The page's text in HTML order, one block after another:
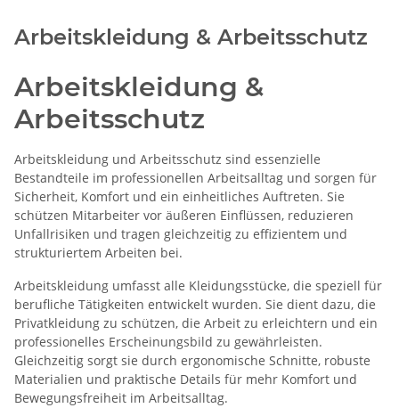
Arbeitskleidung & Arbeitsschutz
Arbeitskleidung &
Arbeitsschutz
Arbeitskleidung und Arbeitsschutz sind essenzielle
Bestandteile im professionellen Arbeitsalltag und sorgen für
Sicherheit, Komfort und ein einheitliches Auftreten. Sie
schützen Mitarbeiter vor äußeren Einflüssen, reduzieren
Unfallrisiken und tragen gleichzeitig zu effizientem und
strukturiertem Arbeiten bei.
Arbeitskleidung umfasst alle Kleidungsstücke, die speziell für
berufliche Tätigkeiten entwickelt wurden. Sie dient dazu, die
Privatkleidung zu schützen, die Arbeit zu erleichtern und ein
professionelles Erscheinungsbild zu gewährleisten.
Gleichzeitig sorgt sie durch ergonomische Schnitte, robuste
Materialien und praktische Details für mehr Komfort und
Bewegungsfreiheit im Arbeitsalltag.